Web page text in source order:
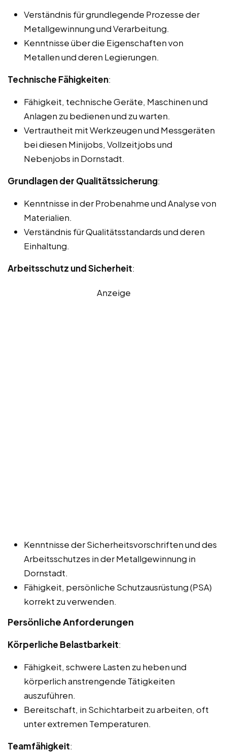
Verständnis für grundlegende Prozesse der
Metallgewinnung und Verarbeitung.
Kenntnisse über die Eigenschaften von
Metallen und deren Legierungen.
Technische Fähigkeiten:
Fähigkeit, technische Geräte, Maschinen und
Anlagen zu bedienen und zu warten.
Vertrautheit mit Werkzeugen und Messgeräten
bei diesen Minijobs, Vollzeitjobs und
Nebenjobs in Dornstadt.
Grundlagen der Qualitätssicherung:
Kenntnisse in der Probenahme und Analyse von
Materialien.
Verständnis für Qualitätsstandards und deren
Einhaltung.
Arbeitsschutz und Sicherheit:
Anzeige
Kenntnisse der Sicherheitsvorschriften und des
Arbeitsschutzes in der Metallgewinnung in
Dornstadt.
Fähigkeit, persönliche Schutzausrüstung (PSA)
korrekt zu verwenden.
Persönliche Anforderungen
Körperliche Belastbarkeit:
Fähigkeit, schwere Lasten zu heben und
körperlich anstrengende Tätigkeiten
auszuführen.
Bereitschaft, in Schichtarbeit zu arbeiten, oft
unter extremen Temperaturen.
Teamfähigkeit: